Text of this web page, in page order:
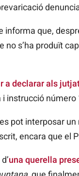
informa que,
s’ha produït
a declarar als
instrucció número
pot interposar
encara que el
una querella